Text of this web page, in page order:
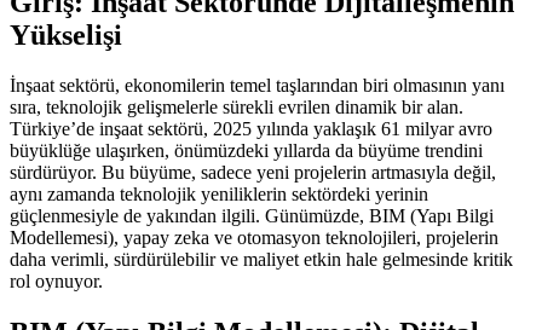
Yükselişi
İnşaat sektörü, ekonomilerin temel taşlarından biri olmasının yanı
sıra, teknolojik gelişmelerle sürekli evrilen dinamik bir alan.
Türkiye’de inşaat sektörü, 2025 yılında yaklaşık 61 milyar avro
büyüklüğe ulaşırken, önümüzdeki yıllarda da büyüme trendini
sürdürüyor. Bu büyüme, sadece yeni projelerin artmasıyla değil,
aynı zamanda teknolojik yeniliklerin sektördeki yerinin
güçlenmesiyle de yakından ilgili. Günümüzde, BIM (Yapı Bilgi
Modellemesi), yapay zeka ve otomasyon teknolojileri, projelerin
daha verimli, sürdürülebilir ve maliyet etkin hale gelmesinde kritik
rol oynuyor.